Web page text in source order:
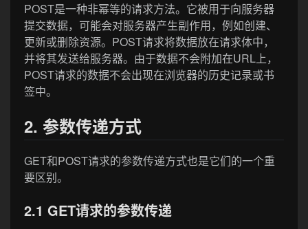
POST是一种非幂等的请求方法。它被用于向服务器
提交数据，可能会对服务器产生副作用，例如创建、
更新或删除资源。POST请求将数据放在请求体中，
并将其发送给服务器。由于数据不会附加在URL上，
POST请求的数据不会出现在浏览器的历史记录或书
签中。
2. 参数传递方式
GET和POST请求的参数传递方式也是它们的一个重
要区别。
2.1 GET请求的参数传递